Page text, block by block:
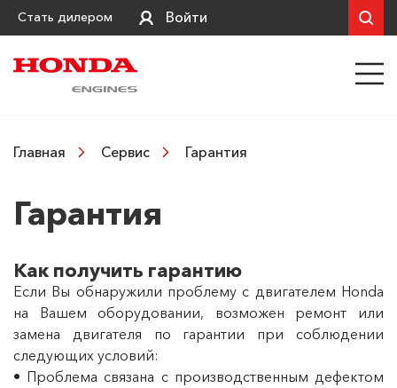
Стать дилером Войти
Главная Сервис Гарантия
Гарантия
Как получить гарантию
Если Вы обнаружили проблему с двигателем Honda
на Вашем оборудовании, возможен ремонт или
замена двигателя по гарантии при соблюдении
следующих условий:
• Проблема связана с производственным дефектом